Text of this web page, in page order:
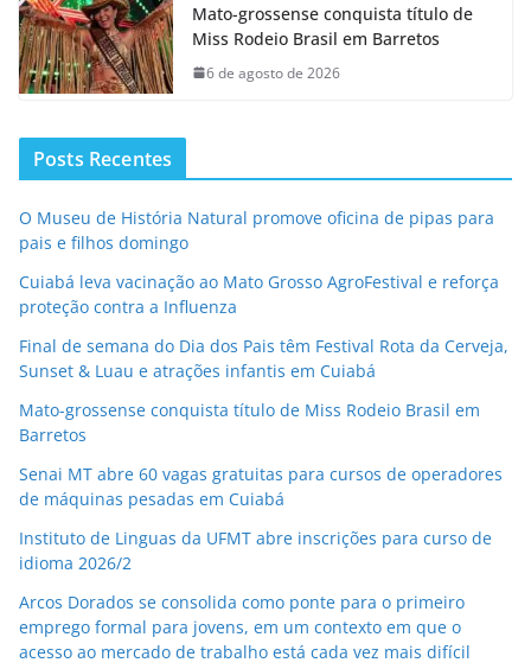
Mato-grossense conquista título de
Miss Rodeio Brasil em Barretos
6 de agosto de 2026
Posts Recentes
O Museu de História Natural promove oficina de pipas para
pais e filhos domingo
Cuiabá leva vacinação ao Mato Grosso AgroFestival e reforça
proteção contra a Influenza
Final de semana do Dia dos Pais têm Festival Rota da Cerveja,
Sunset & Luau e atrações infantis em Cuiabá
Mato-grossense conquista título de Miss Rodeio Brasil em
Barretos
Senai MT abre 60 vagas gratuitas para cursos de operadores
de máquinas pesadas em Cuiabá
Instituto de Linguas da UFMT abre inscrições para curso de
idioma 2026/2
Arcos Dorados se consolida como ponte para o primeiro
emprego formal para jovens, em um contexto em que o
acesso ao mercado de trabalho está cada vez mais difícil